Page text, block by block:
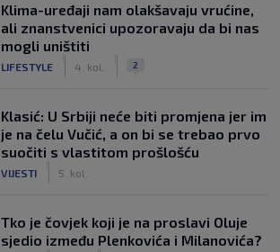
Klima-uređaji nam olakšavaju vrućine,
ali znanstvenici upozoravaju da bi nas
mogli uništiti
LIFESTYLE 4. kol. 2
Klasić: U Srbiji neće biti promjena jer im
je na čelu Vučić, a on bi se trebao prvo
suočiti s vlastitom prošlošću
VIJESTI 5. kol.
Tko je čovjek koji je na proslavi Oluje
sjedio između Plenkovića i Milanovića?